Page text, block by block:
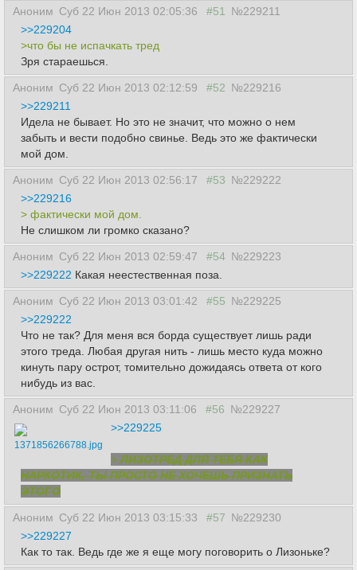
Аноним Суб 22 Июн 2013 02:05:36 #51
№229211
>>229204
>что бы не испачкать тред
Зря стараешься.
Аноним Суб 22 Июн 2013 02:12:59 #52 №229216
>>229211
Идела не бывает. Но это не значит, что можно о нем
забыть и вести подобно свинье. Ведь это же фактически
мой дом.
Аноним Суб 22 Июн 2013 02:56:17 #53 №229222
>>229216
> фактически мой дом.
Не слишком ли громко сказано?
Аноним Суб 22 Июн 2013 02:59:47 #54 №229223
>>229222 Какая неестественная поза.
Аноним Суб 22 Июн 2013 03:01:42 #55 №229225
>>229222
Что не так? Для меня вся борда существует лишь ради
этого треда. Любая другая нить - лишь место куда можно
кинуть пару острот, томительно дожидаясь ответа от кого
нибудь из вас.
Аноним Суб 22 Июн 2013 03:11:06 #56 №229227
1371856266788.jpg
>>229225
>ЛИЗОТРЕД ДЛЯ ТЕБЯ КАК
НАРКОТИК, ТЫ ПРОСТО НЕ ХОЧЕШЬ ПРИЗНАТЬ
ЭТОГО
Аноним Суб 22 Июн 2013 03:15:33 #57 №229230
>>229227
Как то так. Ведь где же я еще могу поговорить о Лизоньке?